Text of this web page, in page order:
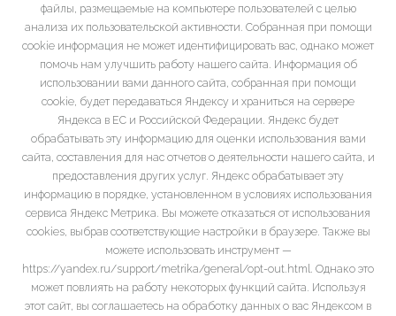
файлы, размещаемые на компьютере пользователей с целью
анализа их пользовательской активности. Собранная при помощи
cookie информация не может идентифицировать вас, однако может
помочь нам улучшить работу нашего сайта. Информация об
использовании вами данного сайта, собранная при помощи
cookie, будет передаваться Яндексу и храниться на сервере
Яндекса в ЕС и Российской Федерации. Яндекс будет
обрабатывать эту информацию для оценки использования вами
сайта, составления для нас отчетов о деятельности нашего сайта, и
предоставления других услуг. Яндекс обрабатывает эту
информацию в порядке, установленном в условиях использования
сервиса Яндекс Метрика. Вы можете отказаться от использования
cookies, выбрав соответствующие настройки в браузере. Также вы
можете использовать инструмент —
https://yandex.ru/support/metrika/general/opt-out.html. Однако это
может повлиять на работу некоторых функций сайта. Используя
этот сайт, вы соглашаетесь на обработку данных о вас Яндексом в